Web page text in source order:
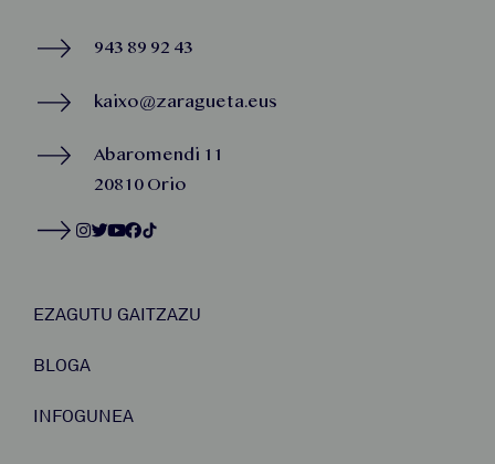
943 89 92 43
kaixo@zaragueta.eus
Abaromendi 11
20810 Orio
EZAGUTU GAITZAZU
BLOGA
INFOGUNEA